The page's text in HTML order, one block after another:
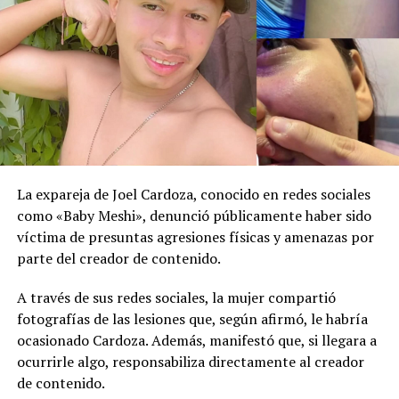
DON'T MISS
FGR encuentra $5,800 en un hotel capitalino que
pertenecen a un ciudadano colombiano
La expareja de Joel Cardoza, conocido en redes sociales
como «Baby Meshi», denunció públicamente haber sido
víctima de presuntas agresiones físicas y amenazas por
parte del creador de contenido.
A través de sus redes sociales, la mujer compartió
fotografías de las lesiones que, según afirmó, le habría
ocasionado Cardoza. Además, manifestó que, si llegara a
ocurrirle algo, responsabiliza directamente al creador
de contenido.